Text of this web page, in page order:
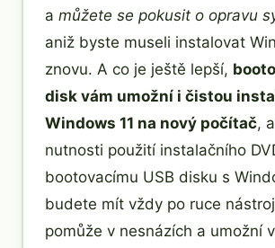
a můžete se pokusit o opravu
aniž byste museli instalovat
znovu. A co je ještě lepší,
disk vám umožní i čistou
Windows 11 na nový počítač,
nutnosti použití instalačního
bootovacímu USB disku s
budete mít vždy po ruce
pomůže v nesnázích a umožní